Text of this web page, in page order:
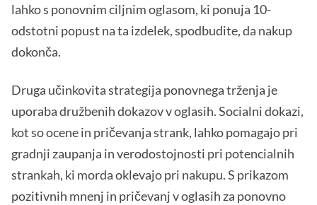
lahko s ponovnim ciljnim oglasom, ki ponuja 10-
odstotni popust na ta izdelek, spodbudite, da nakup
dokonča.
Druga učinkovita strategija ponovnega trženja je
uporaba družbenih dokazov v oglasih. Socialni dokazi,
kot so ocene in pričevanja strank, lahko pomagajo pri
gradnji zaupanja in verodostojnosti pri potencialnih
strankah, ki morda oklevajo pri nakupu. S prikazom
pozitivnih mnenj in pričevanj v oglasih za ponovno